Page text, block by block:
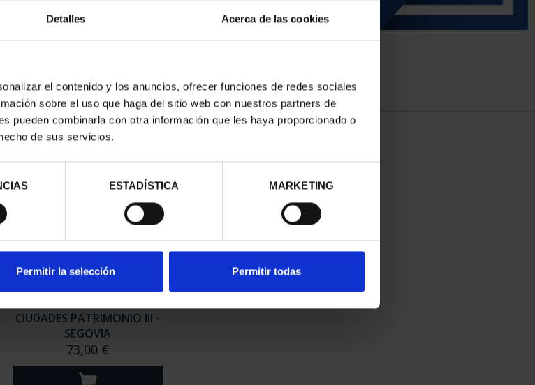
Detalles Acerca de las cookies
el contenido y los anuncios, ofrecer funciones de redes sociales
sobre el uso que haga del sitio web con nuestros partners de
pueden combinarla con otra información que les haya proporcionado o
de sus servicios.
ESTADÍSTICA MARKETING
Permitir la selección Permitir todas
CIUDADES PATRIMONIO III -
SEGOVIA
73,00 €